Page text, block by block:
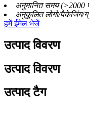
अनुमानित समय (>2000
अनुकूलित लोगो/पैकेजिंग/
हमें ईमेल भेजें
उत्पाद विवरण
उत्पाद विवरण
उत्पाद टैग